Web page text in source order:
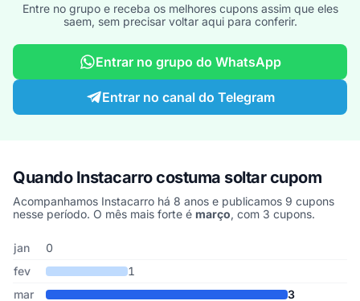
Entre no grupo e receba os melhores cupons assim que eles
saem, sem precisar voltar aqui para conferir.
Entrar no grupo do WhatsApp
Entrar no canal do Telegram
Quando Instacarro costuma soltar cupom
Acompanhamos Instacarro há 8 anos e publicamos 9 cupons
nesse período. O mês mais forte é março, com 3 cupons.
Cupons de Instacarro publicados por mês, somando os últimos 8
Mês Cupons publicados
jan
0
fev
1
mar
3